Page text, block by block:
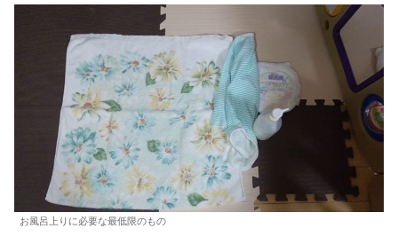
お風呂上りに必要な最低限のもの